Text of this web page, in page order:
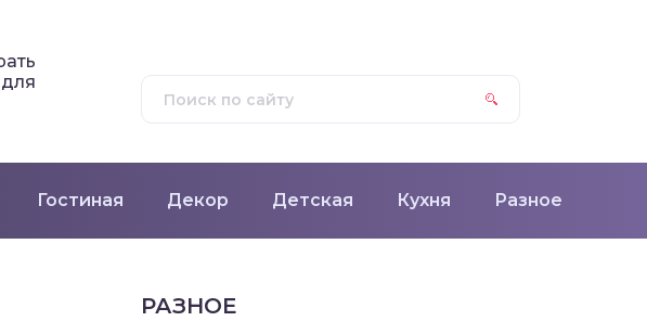
Гостиная Декор Детская Кухня Разное
РАЗНОЕ